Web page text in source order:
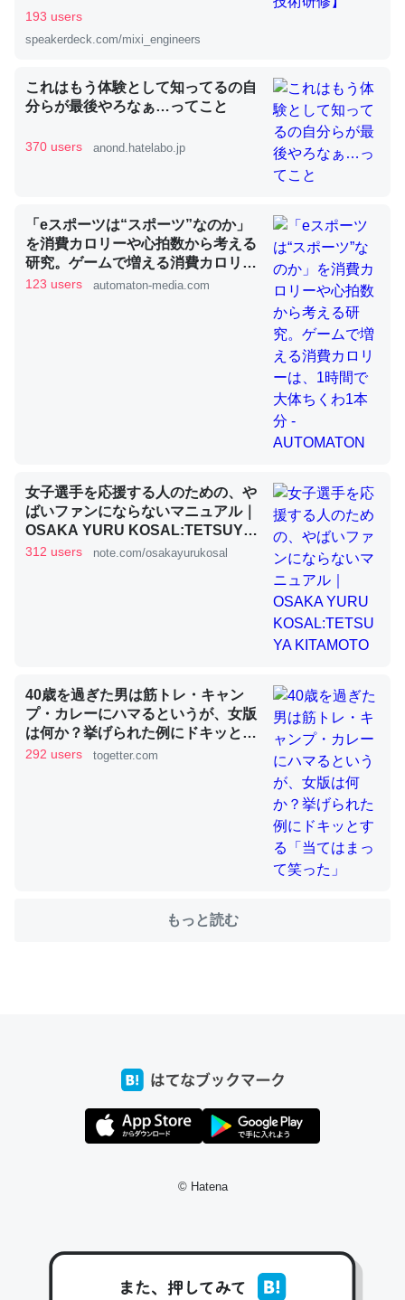
かりやすく強くなりそう
─GPTの仕組みと限界についての考察（１） - conceptualization
昆虫ってカルシウム少ないのか。知らんかった。調べたら
コオロギのカルシウム分はエビの600分の1程度。
論文では「淡水はカルシウムも酸素も不足してて両方に不
利だから両方が拮抗してるのでは」とあって面白い。海に
いる鋏角類（カブトガニ・ウミグモ）はカルシウムを使わ
ずキチンを強化してる筈だが、酵素が違うのか？
─ニュース :: 【研究発表】昆虫学の大問題＝「昆虫はなぜ海にいな
これを元に考えるとカルシウムを大量に使う脊椎動物と貝
類は苦労してるんだな…。腹足類だと殻を無くしてナメク
─ニュース :: 【研究発表】昆虫学の大問題＝「昆虫はなぜ海にいな
ウチもEchoを実家に置いて４年。でたまに覗いてる。ぼ
ちぼちRingも置こうかと画策中。あと、Googleマップで
位置情報を共有してる。電池残量や充電中かが分かるので
─たまにLINEするくらいだった遠方の父67歳と僕。ITツール導入で
コミュニケーションが劇的に変化した｜tayorini by LIFULL介護
コミュニケーションが劇的に変化した｜tayorini by LIFULL介護
私も3年前ぐらいに祖母の家に設置した。ポケットWifiみ
https://toyoshi.hatenablog.com/entry/2019/05/15/1805
193 users
speakerdeck.com/mixi_engineers
これはもう体験として知ってるの自
分らが最後やろなぁ…ってこと
370 users anond.hatelabo.jp
「eスポーツは“スポーツ”なのか」
を消費カロリーや心拍数から考える
研究。ゲームで増える消費カロリー
は、1時間で大体ちくわ1本分 -
123 users automaton-media.com
女子選手を応援する人のための、や
ばいファンにならないマニュアル｜
OSAKA YURU KOSAL:TETSUYA
KITAMOTO
312 users note.com/osakayurukosal
40歳を過ぎた男は筋トレ・キャン
プ・カレーにハマるというが、女版
は何か？挙げられた例にドキッとす
る「当てはまって笑った」
292 users togetter.com
もっと読む
© Hatena